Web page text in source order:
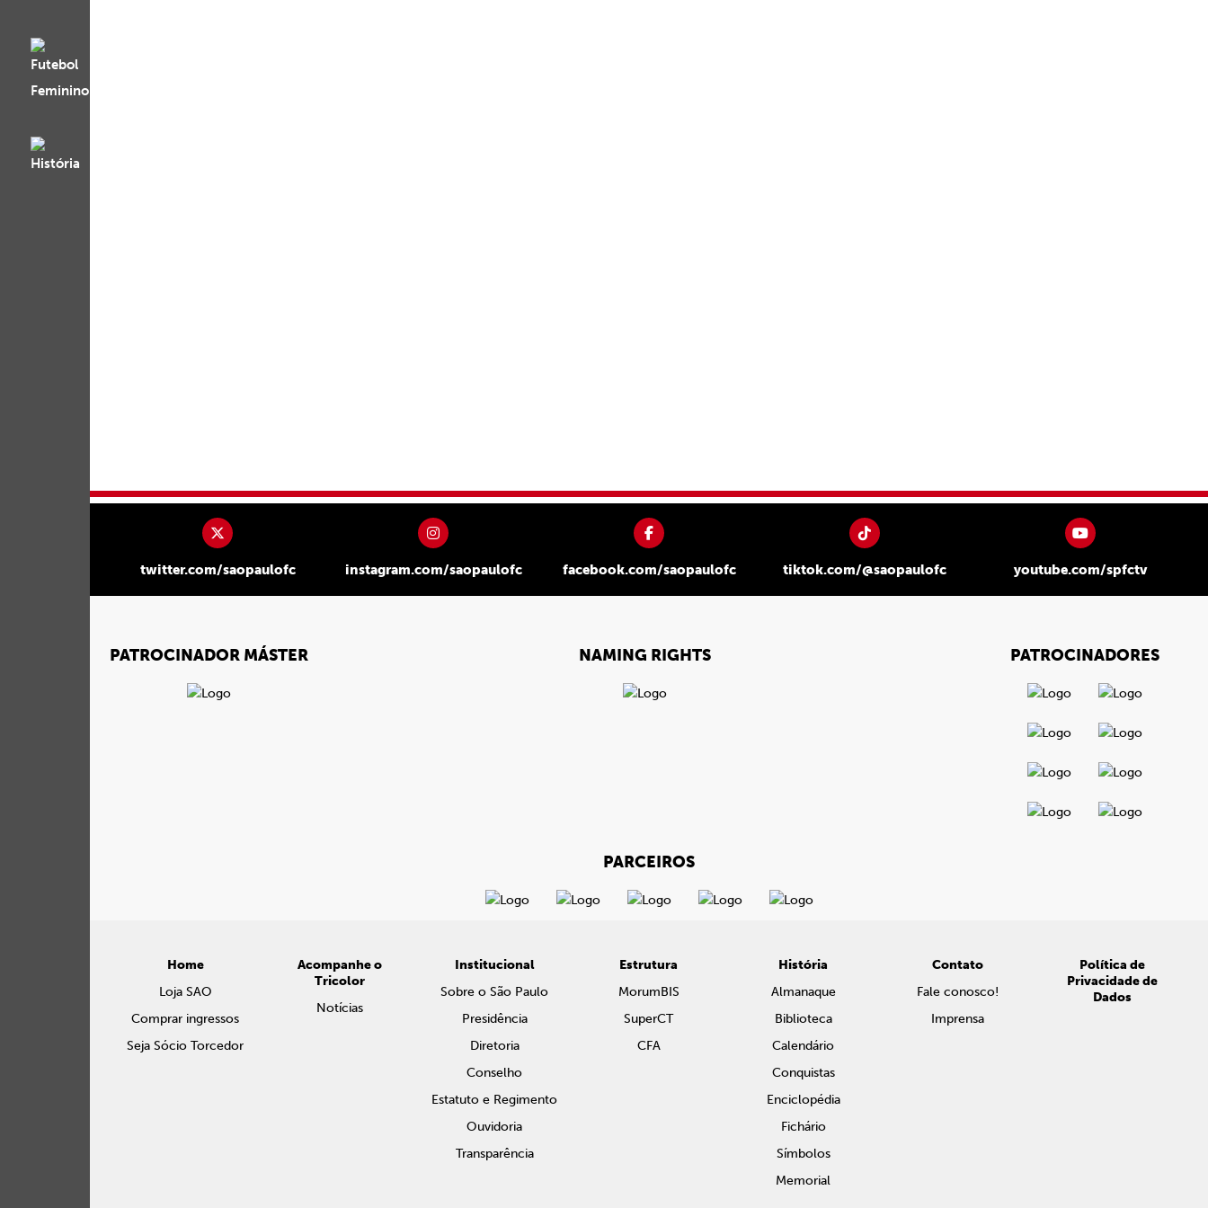
twitter.com/saopaulofc instagram.com/saopaulofc facebook.com/saopaulofc tiktok.com/@saopaulofc youtube.com/spfctv
PATROCINADOR MÁSTER NAMING RIGHTS PATROCINADORES
PARCEIROS
Home
Loja SAO
Comprar ingressos
Seja Sócio Torcedor
Acompanhe o
Tricolor
Notícias
Institucional
Sobre o São Paulo
Presidência
Diretoria
Conselho
Estatuto e Regimento
Ouvidoria
Transparência
Estrutura
MorumBIS
SuperCT
CFA
História
Almanaque
Biblioteca
Calendário
Conquistas
Enciclopédia
Fichário
Símbolos
Memorial
Contato
Fale conosco!
Imprensa
Política de
Privacidade de
Dados